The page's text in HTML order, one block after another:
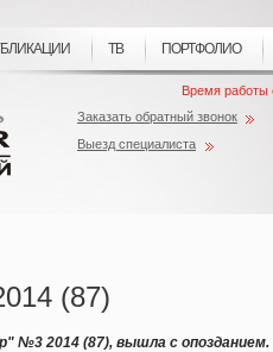
ТВ ПОРТФОЛИО
Время работы
Заказать обратный звонок
Выезд специалиста
(87)
№3 2014 (87), вышла с опозданием.